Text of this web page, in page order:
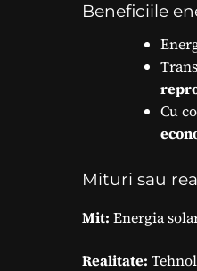
Beneficiile
Cu
Mituri sau
Mit: Energia
Realitate: